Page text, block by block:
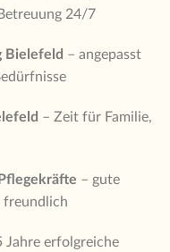
24/7
Bielefeld – angepasst
– Zeit für Familie,
– gute
freundlich
Jahre erfolgreiche